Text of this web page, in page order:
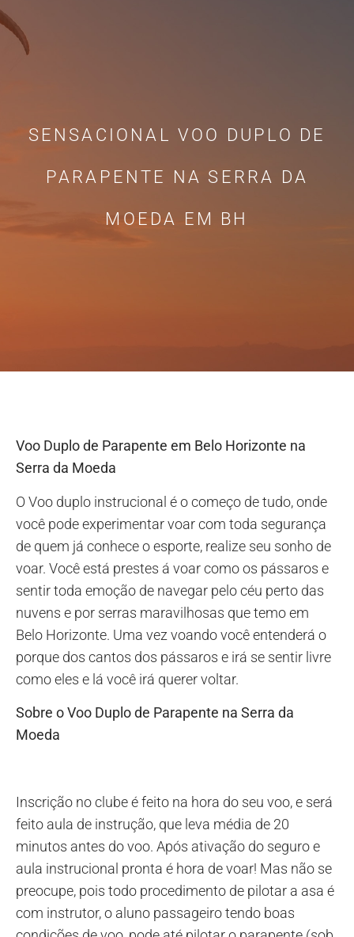
SENSACIONAL VOO DUPLO DE
PARAPENTE NA SERRA DA
MOEDA EM BH
Voo Duplo de Parapente em Belo Horizonte na
Serra da Moeda
O Voo duplo instrucional é o começo de tudo, onde
você pode experimentar voar com toda segurança
de quem já conhece o esporte, realize seu sonho de
voar. Você está prestes á voar como os pássaros e
sentir toda emoção de navegar pelo céu perto das
nuvens e por serras maravilhosas que temo em
Belo Horizonte. Uma vez voando você entenderá o
porque dos cantos dos pássaros e irá se sentir livre
como eles e lá você irá querer voltar.
Sobre o Voo Duplo de Parapente na Serra da
Moeda
Inscrição no clube é feito na hora do seu voo, e será
feito aula de instrução, que leva média de 20
minutos antes do voo. Após ativação do seguro e
aula instrucional pronta é hora de voar! Mas não se
preocupe, pois todo procedimento de pilotar a asa é
com instrutor, o aluno passageiro tendo boas